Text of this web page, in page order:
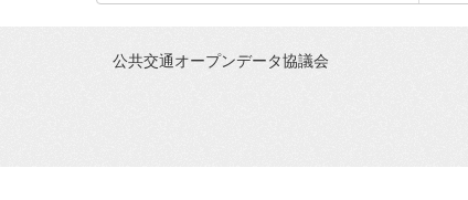
公共交通オープンデータ協議会